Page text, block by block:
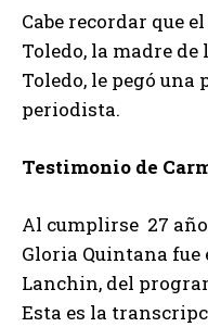
Cabe recordar que
Toledo, la madre
Toledo, le pegó una
periodista.
Testimonio de
Al cumplirse 27
Gloria Quintana
Lanchin, del
Esta es la